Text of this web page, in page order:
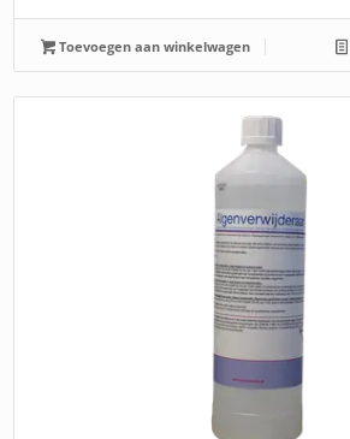
Toevoegen aan winkelwagen